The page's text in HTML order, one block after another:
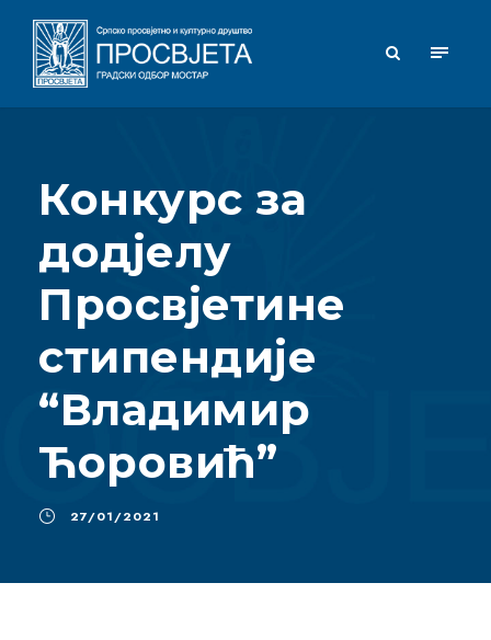
Конкурс за
додјелу
Просвјетине
стипендије
“Владимир
Ћоровић”
27/01/2021